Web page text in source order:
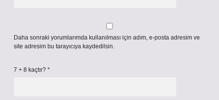
Daha sonraki yorumlarımda kullanılması için adım, e-posta adresim ve
site adresim bu tarayıcıya kaydedilsin.
7 + 8 kaçtır? *